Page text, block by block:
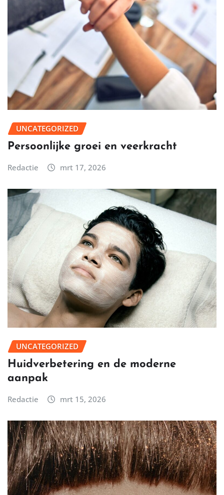
UNCATEGORIZED
Persoonlijke groei en veerkracht
Redactie mrt 17, 2026
UNCATEGORIZED
Huidverbetering en de moderne
aanpak
Redactie mrt 15, 2026